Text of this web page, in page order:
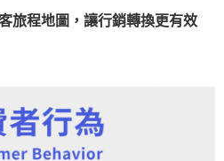
旅程地圖，讓行銷轉換更有效